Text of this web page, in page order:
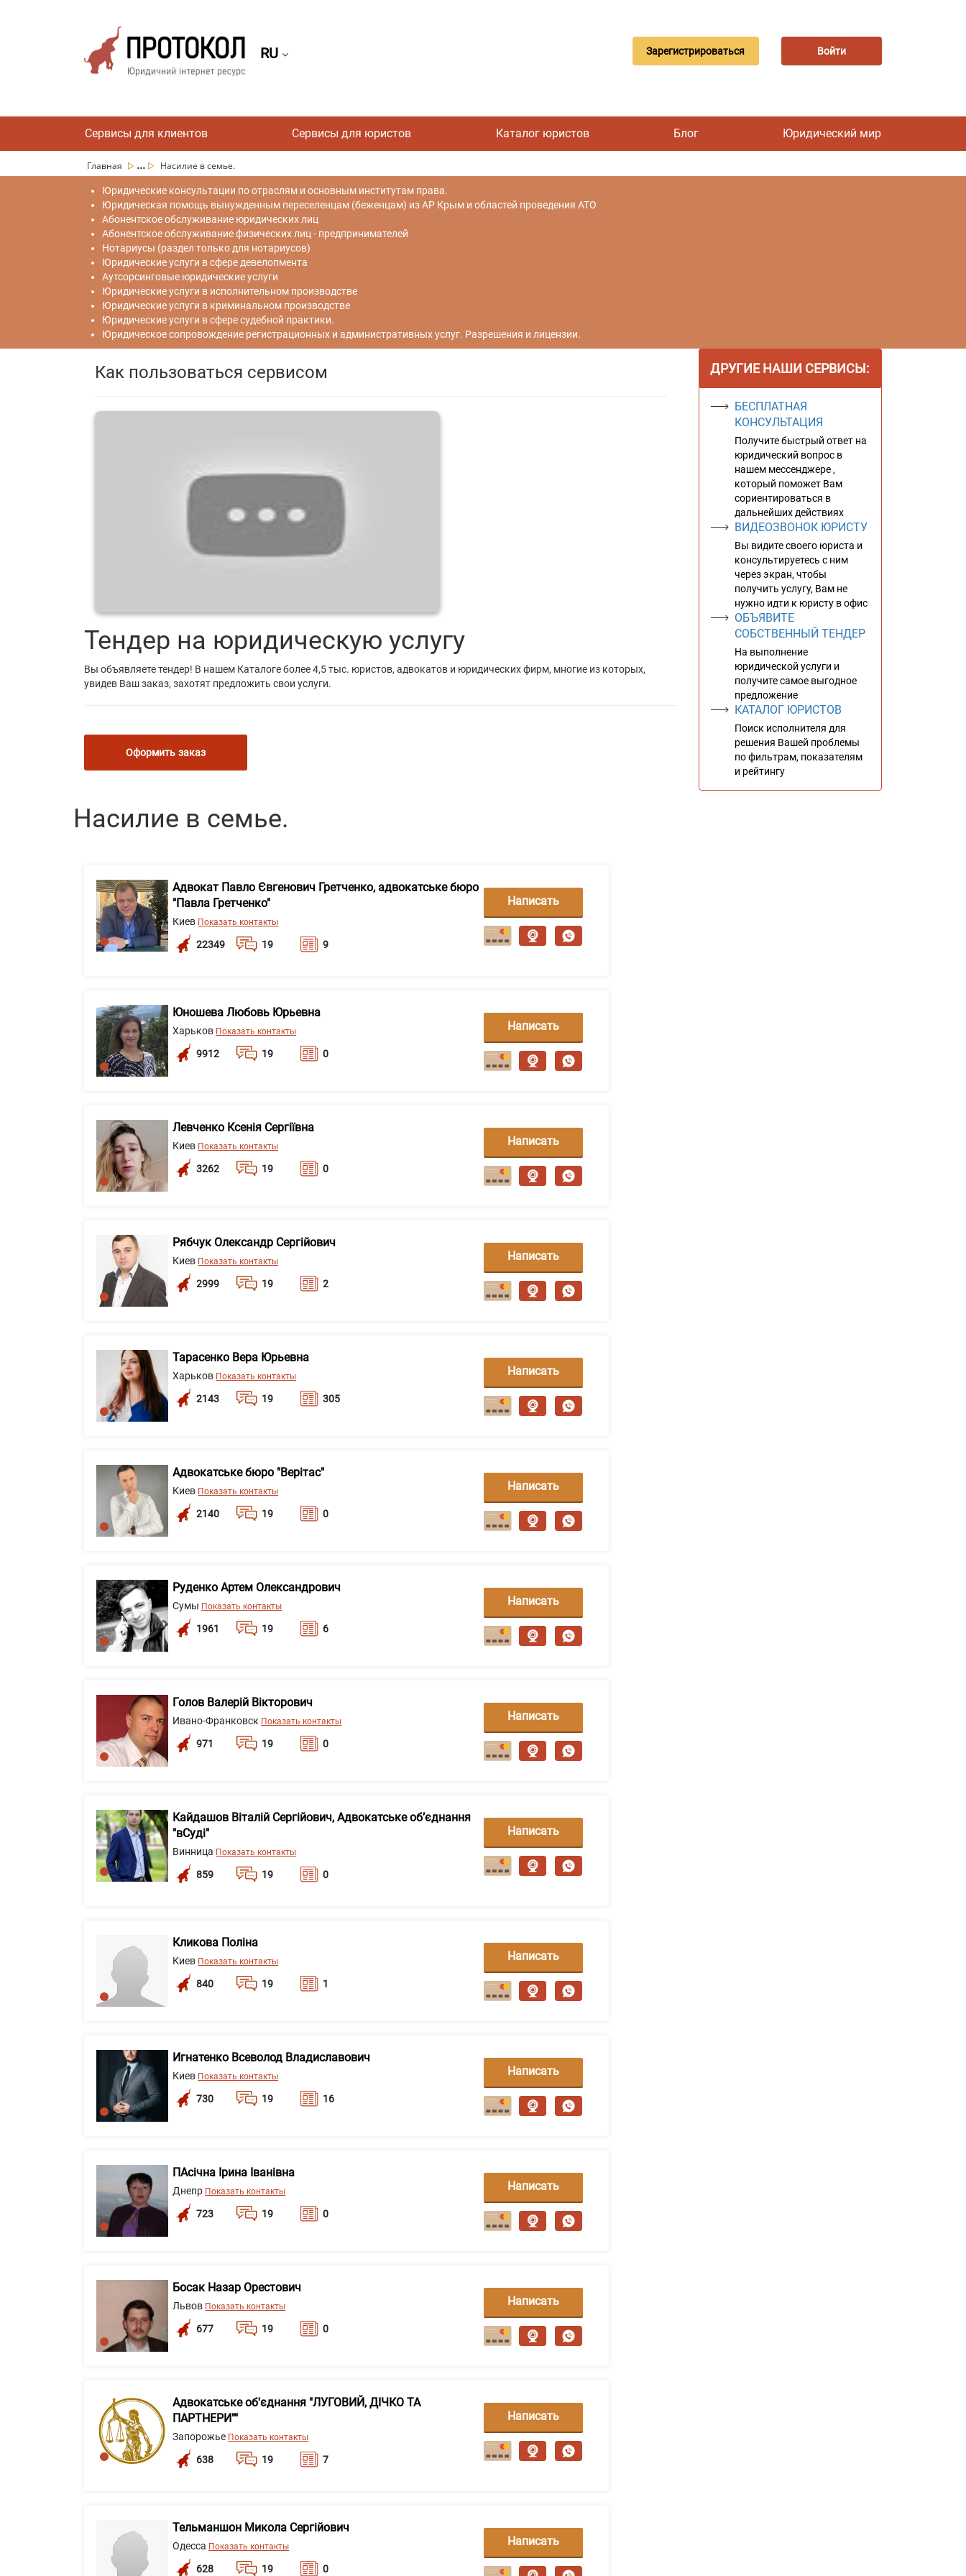
RU Зарегистрироваться Войти
Сервисы для клиентов Сервисы для юристов Каталог юристов Блог Юридический мир
Главная ... Насилие в семье.
Юридические консультации по отраслям и основным институтам права.
Юридическая помощь вынужденным переселенцам (беженцам) из АР Крым и областей проведения АТО
Абонентское обслуживание юридических лиц
Абонентское обслуживание физических лиц - предпринимателей
Нотариусы (раздел только для нотариусов)
Юридические услуги в сфере девелопмента
Аутсорсинговые юридические услуги
Юридические услуги в исполнительном производстве
Юридические услуги в криминальном производстве
Юридические услуги в сфере судебной практики.
Юридическое сопровождение регистрационных и административных услуг. Разрешения и лицензии.
Как пользоваться сервисом
Тендер на юридическую услугу
Вы объявляете тендер! В нашем Каталоге более 4,5 тыс. юристов, адвокатов и юридических фирм, многие из которых,
увидев Ваш заказ, захотят предложить свои услуги.
Оформить заказ
ДРУГИЕ НАШИ СЕРВИСЫ:
БЕСПЛАТНАЯ
КОНСУЛЬТАЦИЯ
Получите быстрый ответ на
юридический вопрос в
нашем мессенджере ,
который поможет Вам
сориентироваться в
дальнейших действиях
ВИДЕОЗВОНОК ЮРИСТУ
Вы видите своего юриста и
консультируетесь с ним
через экран, чтобы
получить услугу, Вам не
нужно идти к юристу в офис
ОБЪЯВИТЕ
СОБСТВЕННЫЙ ТЕНДЕР
На выполнение
юридической услуги и
получите самое выгодное
предложение
КАТАЛОГ ЮРИСТОВ
Поиск исполнителя для
решения Вашей проблемы
по фильтрам, показателям
и рейтингу
Насилие в семье.
Адвокат Павло Євгенович Гретченко, адвокатське бюро
"Павла Гретченко"
Киев Показать контакты
22349 19 9
Написать
сообщение
Юношева Любовь Юрьевна
Харьков Показать контакты
9912 19 0
Написать
сообщение
Левченко Ксенія Сергіївна
Киев Показать контакты
3262 19 0
Написать
сообщение
Рябчук Олександр Сергійович
Киев Показать контакты
2999 19 2
Написать
сообщение
Тарасенко Вера Юрьевна
Харьков Показать контакты
2143 19 305
Написать
сообщение
Адвокатське бюро "Верітас"
Киев Показать контакты
2140 19 0
Написать
сообщение
Руденко Артем Олександрович
Сумы Показать контакты
1961 19 6
Написать
сообщение
Голов Валерій Вікторович
Ивано-Франковск Показать контакты
971 19 0
Написать
сообщение
Кайдашов Віталій Сергійович, Адвокатське об’єднання
"вСуді"
Винница Показать контакты
859 19 0
Написать
сообщение
Кликова Поліна
Киев Показать контакты
840 19 1
Написать
сообщение
Игнатенко Всеволод Владиславович
Киев Показать контакты
730 19 16
Написать
сообщение
ПАсічна Ірина Іванівна
Днепр Показать контакты
723 19 0
Написать
сообщение
Босак Назар Орестович
Львов Показать контакты
677 19 0
Написать
сообщение
Адвокатське об'єднання "ЛУГОВИЙ, ДІЧКО ТА
ПАРТНЕРИ""
Запорожье Показать контакты
638 19 7
Написать
сообщение
Тельманшон Микола Сергійович
Одесса Показать контакты
628 19 0
Написать
сообщение